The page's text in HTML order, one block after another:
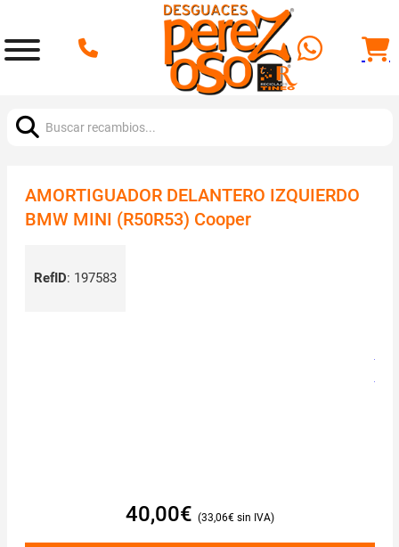
AMORTIGUADOR DELANTERO IZQUIERDO
BMW MINI (R50R53) Cooper
RefID: 197583
40,00€ 33,06€